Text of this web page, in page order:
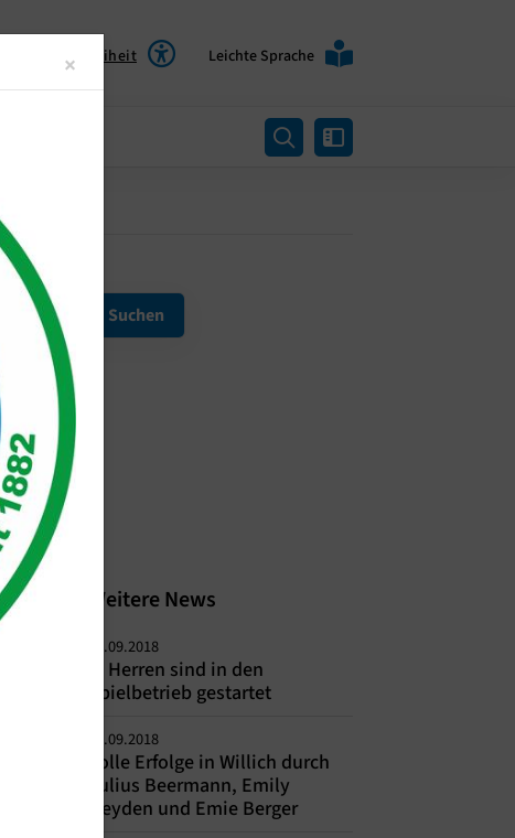
Barrierefreiheit Leichte Sprache
Weitere News
11.09.2018
1. Herren sind in den
Spielbetrieb gestartet
09.09.2018
Tolle Erfolge in Willich durch
Julius Beermann, Emily
Heyden und Emie Berger
× Close